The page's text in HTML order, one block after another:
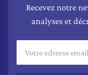
Recevez notre
analyses et